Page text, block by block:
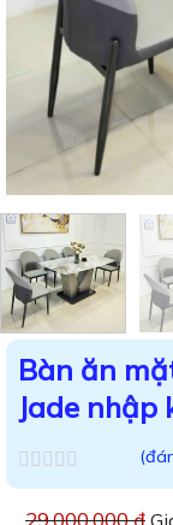
Bàn ăn
Jade nhập
Được
29.000.000₫